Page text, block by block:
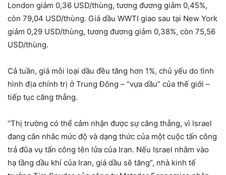
London giảm 0,36 USD/thùng, tương đương giảm 0,45%,
còn 79,04 USD/thùng. Giá dầu WWTI giao sau tại New York
giảm 0,29 USD/thùng, tương đương giảm 0,38%, còn 75,56
USD/thùng.
Cả tuần, giá mỗi loại dầu đều tăng hơn 1%, chủ yếu do tình
hình địa chính trị ở Trung Đông – “vựa dầu” của thế giới –
tiếp tục căng thẳng.
“Thị trường có thể cảm nhận được sự căng thẳng, vì Israel
đang cân nhắc mức độ và dạng thức của một cuộc tấn công
trả đũa vụ tấn công tên lửa của Iran. Nếu Israel nhằm vào
hạ tầng dầu khí của Iran, giá dầu sẽ tăng”, nhà kinh tế